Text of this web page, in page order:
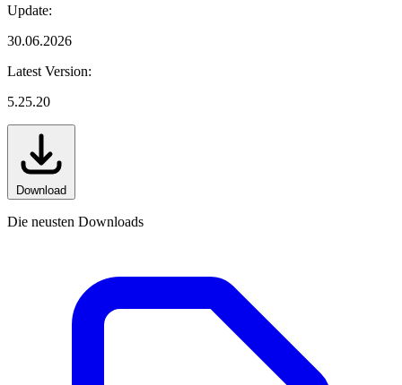
Update:
30.06.2026
Latest Version:
5.25.20
Download
Die neusten Downloads